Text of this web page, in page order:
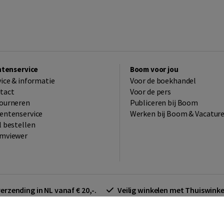
& informatie
bestellen
Boom voor jou
Voor de boekhandel
Voor de pers
Publiceren bij Boom
Werken bij Boom &
in NL vanaf € 20,-. Veilig winkelen met